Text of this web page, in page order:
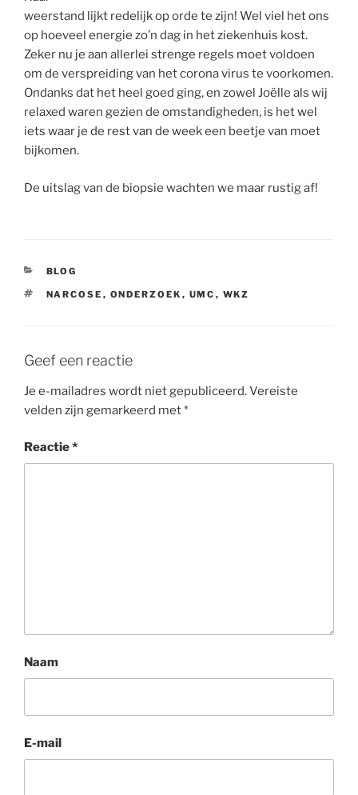
weerstand lijkt redelijk op orde te zijn! Wel viel het ons
op hoeveel energie zo’n dag in het ziekenhuis kost.
Zeker nu je aan allerlei strenge regels moet voldoen
om de verspreiding van het corona virus te voorkomen.
Ondanks dat het heel goed ging, en zowel Joëlle als wij
relaxed waren gezien de omstandigheden, is het wel
iets waar je de rest van de week een beetje van moet
bijkomen.
De uitslag van de biopsie wachten we maar rustig af!
CATEGORIEËN
BLOG
TAGS
NARCOSE , ONDERZOEK , UMC , WKZ
Geef een reactie
Je e-mailadres wordt niet gepubliceerd.Vereiste
velden zijn gemarkeerd met*
Reactie*
Naam
E-mail